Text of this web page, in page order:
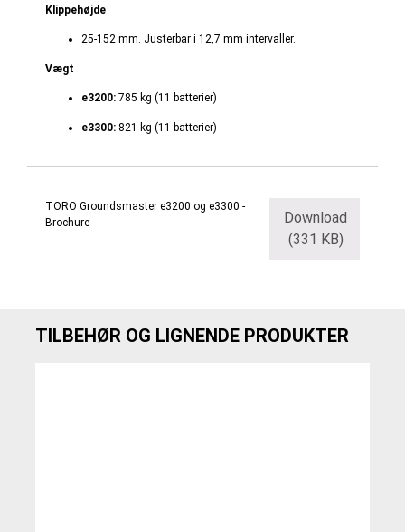
Klippehøjde
25-152 mm. Justerbar i 12,7 mm intervaller.
Vægt
e3200: 785 kg (11 batterier)
e3300: 821 kg (11 batterier)
Download
(331 KB)
TORO Groundsmaster e3200 og e3300 -
Brochure
TILBEHØR OG LIGNENDE PRODUKTER